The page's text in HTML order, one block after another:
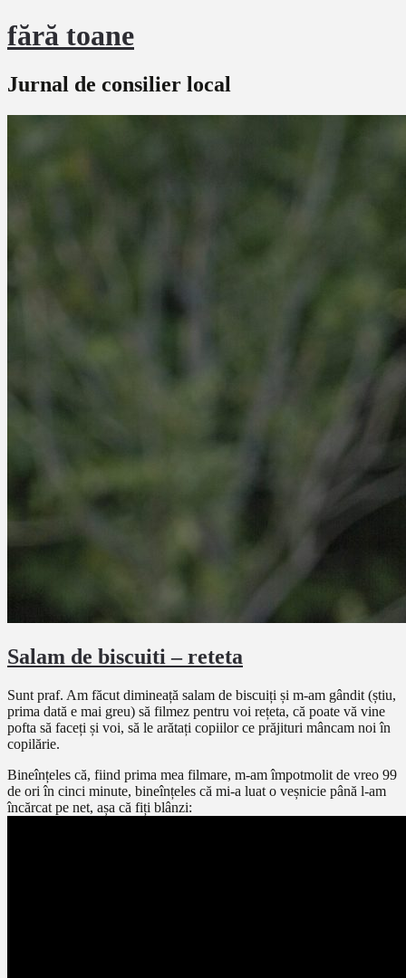
fără toane
Jurnal de consilier local
Salam de biscuiti – reteta
Sunt praf. Am făcut dimineață salam de biscuiți și m-am gândit (știu,
prima dată e mai greu) să filmez pentru voi rețeta, că poate vă vine
pofta să faceți și voi, să le arătați copiilor ce prăjituri mâncam noi în
copilărie.
Bineînțeles că, fiind prima mea filmare, m-am împotmolit de vreo 99
de ori în cinci minute, bineînțeles că mi-a luat o veșnicie până l-am
încărcat pe net, așa că fiți blânzi: